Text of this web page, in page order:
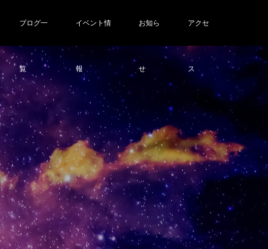
ブログ一
覧
イベント情
報
お知ら
せ
アクセ
ス